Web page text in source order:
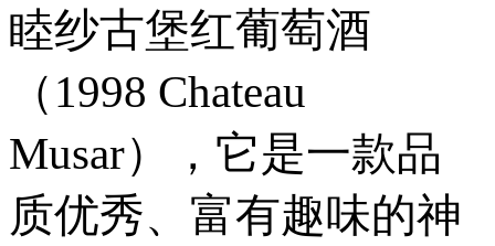
睦纱古堡红葡萄酒
（1998 Chateau
Musar），它是一款品
质优秀、富有趣味的神